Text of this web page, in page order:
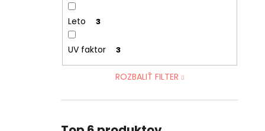
Leto 3
UV faktor 3
ROZBALIŤ FILTER